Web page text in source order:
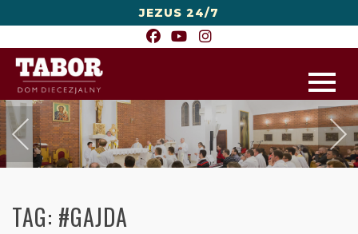
JEZUS 24/7
TAG: #GAJDA